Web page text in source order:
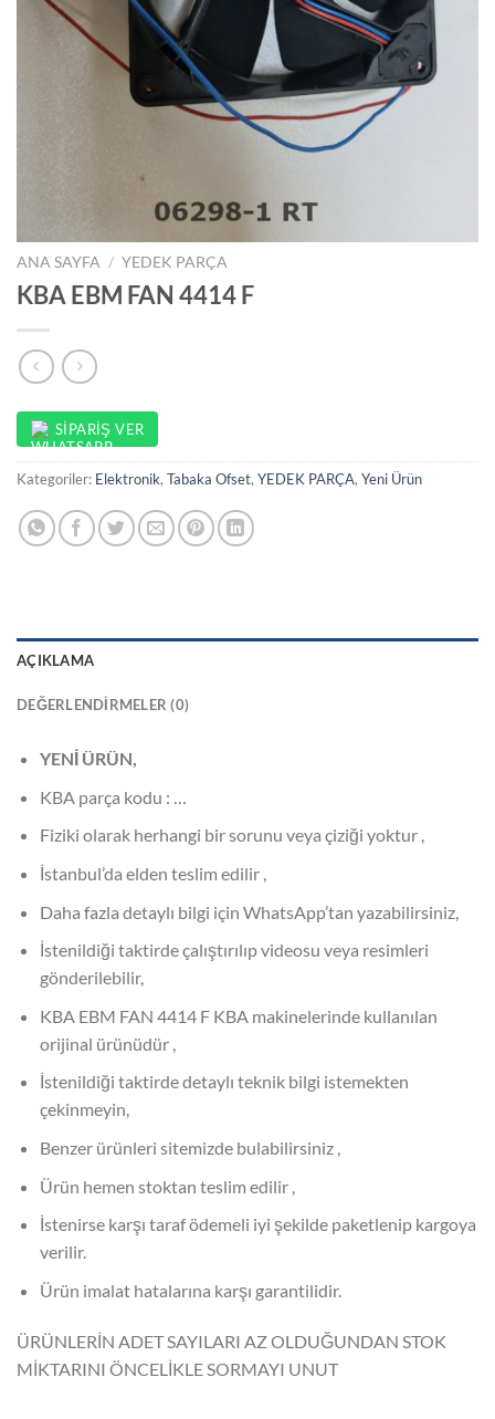
ANA SAYFA / YEDEK PARÇA
KBA EBM FAN 4414 F
SIPARIŞ VER
Kategoriler: Elektronik, Tabaka Ofset, YEDEK PARÇA, Yeni Ürün
AÇIKLAMA
DEĞERLENDIRMELER (0)
YENİ ÜRÜN,
KBA parça kodu : …
Fiziki olarak herhangi bir sorunu veya çiziği yoktur ,
İstanbul’da elden teslim edilir ,
Daha fazla detaylı bilgi için WhatsApp’tan yazabilirsiniz,
İstenildiği taktirde çalıştırılıp videosu veya resimleri
gönderilebilir,
KBA EBM FAN 4414 F KBA makinelerinde kullanılan
orijinal ürünüdür ,
İstenildiği taktirde detaylı teknik bilgi istemekten
çekinmeyin,
Benzer ürünleri sitemizde bulabilirsiniz ,
Ürün hemen stoktan teslim edilir ,
İstenirse karşı taraf ödemeli iyi şekilde paketlenip kargoya
verilir.
Ürün imalat hatalarına karşı garantilidir.
ÜRÜNLERİN ADET SAYILARI AZ OLDUĞUNDAN STOK
MİKTARINI ÖNCELİKLE SORMAYI UNUT